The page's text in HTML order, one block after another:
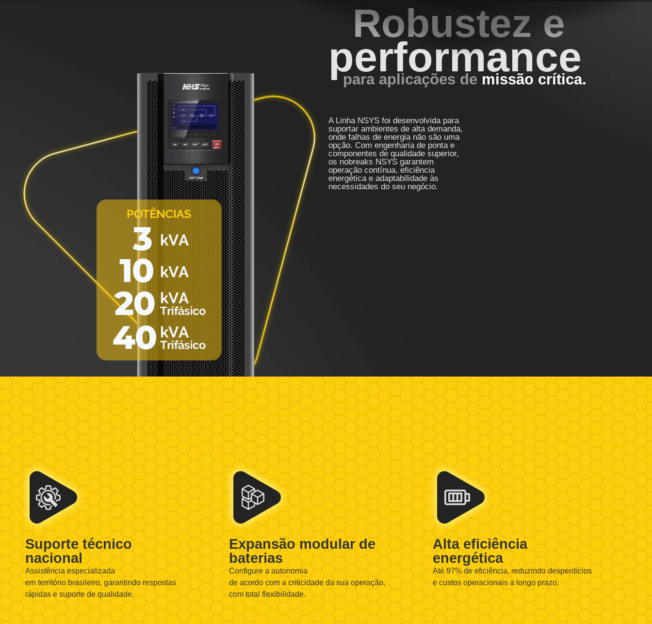
Robustez e
performance
para aplicações de missão crítica.
A Linha NSYS foi desenvolvida para
suportar ambientes de alta demanda,
onde falhas de energia não são uma
opção. Com engenharia de ponta e
componentes de qualidade superior,
os nobreaks NSYS garantem
operação contínua, eficiência
energética e adaptabilidade às
necessidades do seu negócio.
Suporte técnico
nacional
Assistência especializada
em território brasileiro, garantindo respostas
rápidas e suporte de qualidade.
Expansão modular de
baterias
Configure a autonomia
de acordo com a criticidade da sua operação,
com total flexibilidade.
Alta eficiência
energética
Até 97% de eficiência, reduzindo desperdícios
e custos operacionais a longo prazo.